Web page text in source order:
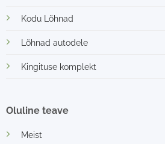
Kodu Lõhnad
Lõhnad autodele
Kingituse komplekt
Oluline teave
Meist